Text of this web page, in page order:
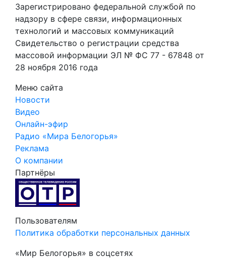
Зарегистрировано федеральной службой по
надзору в сфере связи, информационных
технологий и массовых коммуникаций
Свидетельство о регистрации средства
массовой информации ЭЛ № ФС 77 - 67848 от
28 ноября 2016 года
Меню сайта
Новости
Видео
Онлайн-эфир
Радио «Мира Белогорья»
Реклама
О компании
Партнёры
Пользователям
Политика обработки персональных данных
«Мир Белогорья» в соцсетях